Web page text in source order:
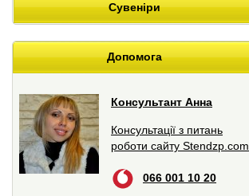
Сувеніри
Допомога
Консультант Анна
Консультації з питань
роботи сайту Stendzp.com
066 001 10 20